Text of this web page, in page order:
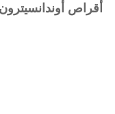
أقراص أوندانسيترون